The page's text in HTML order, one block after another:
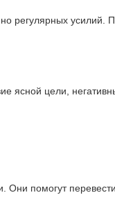
регулярных
ясной цели,
помогут